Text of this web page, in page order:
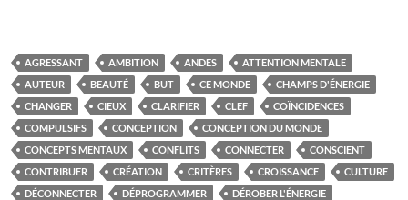
AGRESSANT AMBITION ANDES
ATTENTION MENTALE
AUTEUR
BEAUTÉ BUT CE MONDE
CHAMPS D'ÉNERGIE
CHANGER
CIEUX CLARIFIER CLEF
COÏNCIDENCES
COMPULSIFS
CONCEPTION
CONCEPTION DU MONDE
CONCEPTS MENTAUX
CONFLITS CONNECTER
CONSCIENT
CONTRIBUER
CRÉATION CRITÈRES CROISSANCE
CULTURE
DÉCONNECTER
DÉPROGRAMMER
DÉROBER L'ÉNERGIE